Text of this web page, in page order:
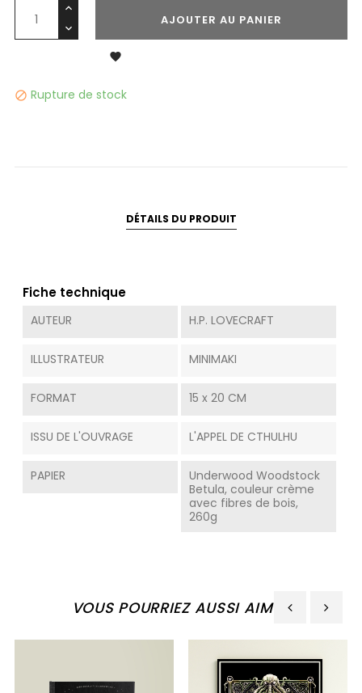
AJOUTER AU PANIER

 Rupture de stock
DÉTAILS DU PRODUIT
Fiche technique
AUTEUR H.P. LOVECRAFT
ILLUSTRATEUR MINIMAKI
FORMAT 15 x 20 CM
ISSU DE L'OUVRAGE L'APPEL DE CTHULHU
PAPIER
Underwood Woodstock
Betula, couleur crème
avec fibres de bois,
260g
VOUS POURRIEZ AUSSI AIMER
‹ ›